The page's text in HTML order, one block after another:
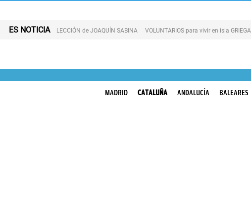
ES NOTICIA LECCIÓN de JOAQUÍN SABINA VOLUNTARIOS para vivir en isla GRIEGA
MADRID CATALUÑA ANDALUCÍA BALEARES